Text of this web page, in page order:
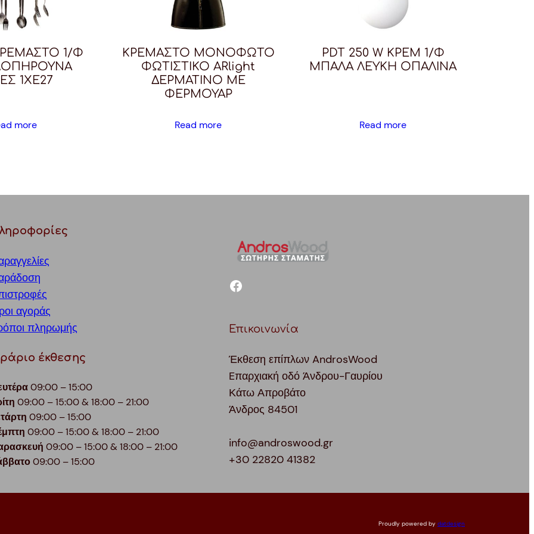
1/Φ
1ΧΕ27
more
ΚΡΕΜΑΣΤΟ ΜΟΝΟΦΩΤΟ
ΦΩΤΙΣΤΙΚΟ ARlight
ΔΕΡΜΑΤΙΝΟ ΜΕ
ΦΕΡΜΟΥΑΡ
Read more
PDT 250 W ΚΡΕΜ 1/Φ
ΜΠΑΛΑ ΛΕΥΚΗ ΟΠΑΛΙΝΑ
Read more
αγοράς
πληρωμής
έκθεσης
09:00 – 15:00
09:00 – 15:00 & 18:00 – 21:00
09:00 – 15:00
09:00 – 15:00 & 18:00 – 21:00
09:00 – 15:00 & 18:00 – 21:00
09:00 – 15:00
facebook
Επικοινωνία
Έκθεση επίπλων AndrosWood
Eπαρχιακή οδό Άνδρου-Γαυρίου
Κάτω Απροβάτο
Άνδρος 84501
info@androswood.gr
+30 22820 41382
Proudly powered by datdesign